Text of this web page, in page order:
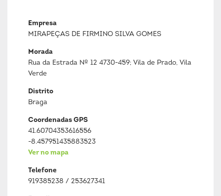
Empresa
MIRAPEÇAS DE FIRMINO SILVA GOMES
Morada
Rua da Estrada Nº 12 4730-459; Vila de Prado, Vila
Verde
Distrito
Braga
Coordenadas GPS
41.60704353616556
-8.457951435883523
Ver no mapa
Telefone
919385238 / 253627341